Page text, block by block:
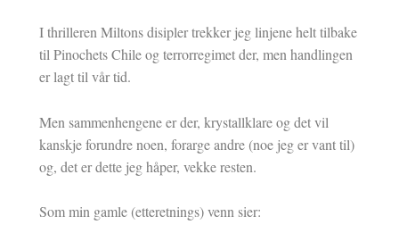
I thrilleren Miltons disipler trekker jeg linjene helt tilbake
til Pinochets Chile og terrorregimet der, men handlingen
er lagt til vår tid.
Men sammenhengene er der, krystallklare og det vil
kanskje forundre noen, forarge andre (noe jeg er vant til)
og, det er dette jeg håper, vekke resten.
Som min gamle (etteretnings) venn sier: